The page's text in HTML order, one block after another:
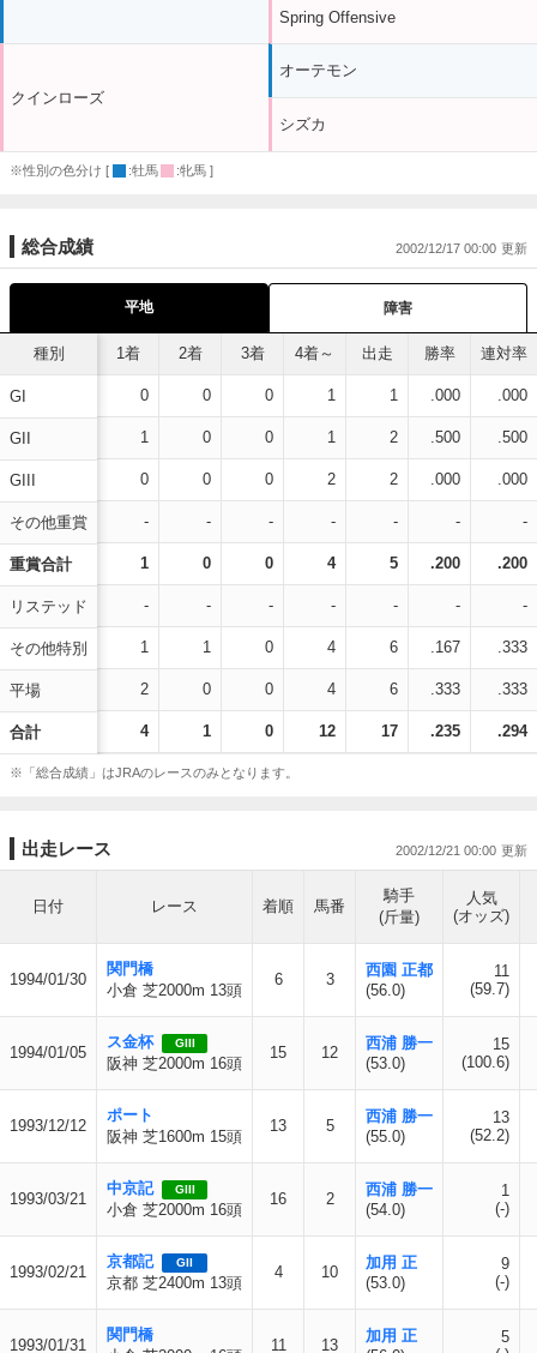
クインローズ
Spring Offensive
オーテモン
シズカ
※性別の色分け [ :牡馬 :牝馬 ]
総合成績 2002/12/17 00:00
平地 障害
種別
GI
GII
GIII
その他重賞
重賞合計
リステッド
その他特別
平場
合計
1着 2着 3着 4着～ 出走 勝率 連対率
0 0 0 1 1 .000 .000
1 0 0 1 2 .500 .500
0 0 0 2 2 .000 .000
- - - - - - -
1 0 0 4 5 .200 .200
- - - - - - -
1 1 0 4 6 .167 .333
2 0 0 4 6 .333 .333
4 1 0 12 17 .235 .294
※「総合成績」はJRAのレースのみとなります。
出走レース 2002/12/21 00:00
日付 レース 着順 馬番
騎手
(斤量)
人気
(オッズ)
1994/01/30
関門橋
小倉 芝2000m 13頭
6 3
西園 正都
(56.0)
11
(59.7)
1994/01/05
ス金杯 GIII
阪神 芝2000m 16頭
15 12
西浦 勝一
(53.0)
15
(100.6)
1993/12/12
ポート
阪神 芝1600m 15頭
13 5
西浦 勝一
(55.0)
13
(52.2)
1993/03/21
中京記 GIII
小倉 芝2000m 16頭
16 2
西浦 勝一
(54.0)
1
(-)
1993/02/21
京都記 GII
京都 芝2400m 13頭
4 10
加用 正
(53.0)
9
(-)
1993/01/31
関門橋
11 13
加用 正
5